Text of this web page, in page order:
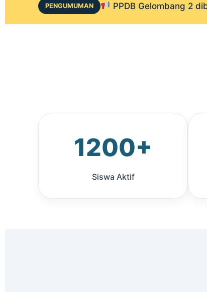
PENGUMUMAN PPDB Gelombang 2
1200+
Siswa Aktif